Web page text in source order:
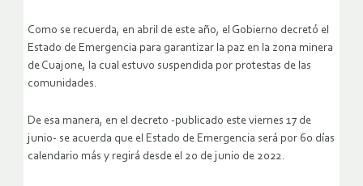
Como se recuerda, en abril de este año, el Gobierno decretó el
Estado de Emergencia para garantizar la paz en la zona minera
de Cuajone, la cual estuvo suspendida por protestas de las
comunidades.
De esa manera, en el decreto -publicado este viernes 17 de
junio- se acuerda que el Estado de Emergencia será por 60 días
calendario más y regirá desde el 20 de junio de 2022.